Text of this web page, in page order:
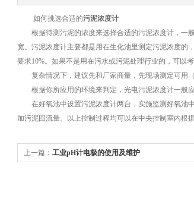
如何挑选合适的污泥浓度计
根据待测污泥的浓度来选择合适的污泥浓度计，一般
宽。污泥浓度计主要都是用在生化池里测定污泥浓度的
要求10%。如果不是用在污水或污泥处理行业的，可以
复杂情况下，建议先和厂家商量，先现场测定可用（
根据你所应用的环境来判定，光电污泥浓度计一般应
在好氧池中设置污泥浓度计两台，实施监测好氧池中
加污泥回流量。以上控制过程均可以在中央控制室内根
上一篇： 工业pH计电极的使用及维护